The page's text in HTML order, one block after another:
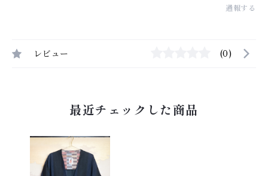
通報する
レビュー (0)
最近チェックした商品